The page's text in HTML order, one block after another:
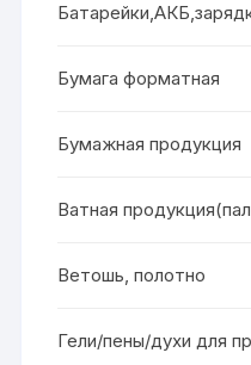
Бумага форматная
Бумажная продукция
Ватная
Ветошь, полотно
Гели/пены/духи для